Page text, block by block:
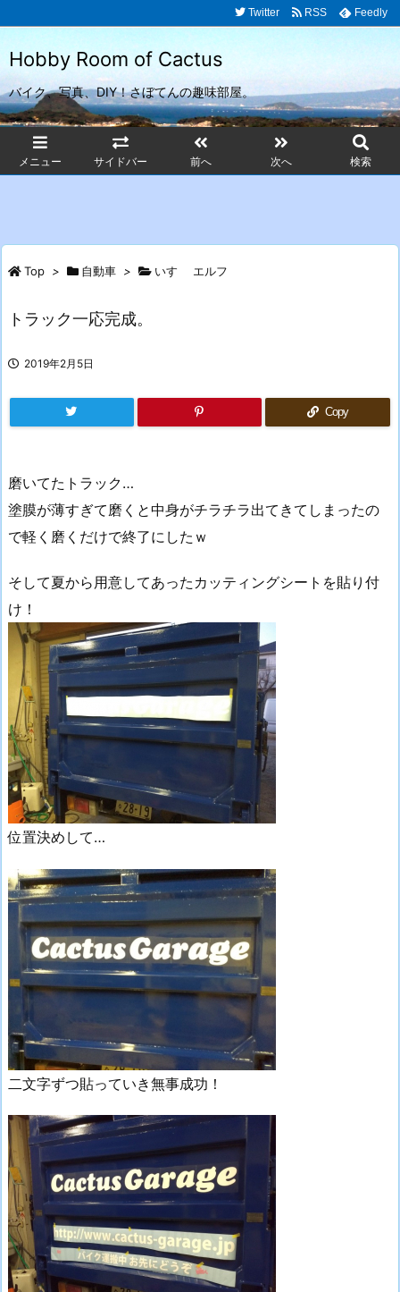
Hobby Room of Cactus
バイク、写真、DIY！さぼてんの趣味部屋。
メニュー サイドバー 前へ 次へ 検索
Twitter RSS Feedly
Top > 自動車 > いすゞ エルフ
トラック一応完成。
2019年2月5日
Copy
磨いてたトラック…
塗膜が薄すぎて磨くと中身がチラチラ出てきてしまったの
で軽く磨くだけで終了にしたｗ
そして夏から用意してあったカッティングシートを貼り付
け！
位置決めして…
二文字ずつ貼っていき無事成功！